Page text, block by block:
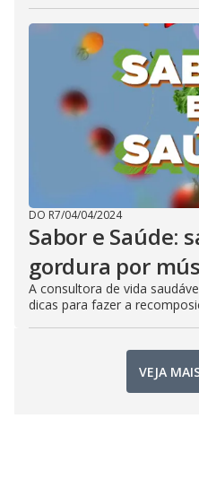
DO R7/04/04/2024
Sabor e Saúde:
gordura por
A consultora de vida
dicas para fazer a
VEJA